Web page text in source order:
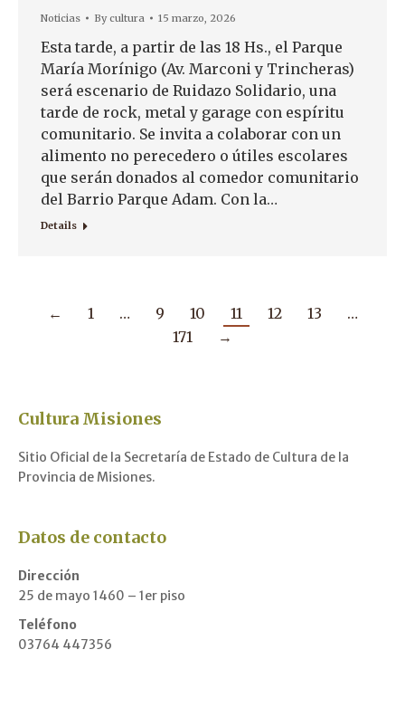
Noticias Bycultura 15 marzo, 2026
Esta tarde, a partir de las 18 Hs., el Parque
María Morínigo (Av. Marconi y Trincheras)
será escenario de Ruidazo Solidario, una
tarde de rock, metal y garage con espíritu
comunitario. Se invita a colaborar con un
alimento no perecedero o útiles escolares
que serán donados al comedor comunitario
del Barrio Parque Adam. Con la…
Details
← 1 … 9 10 11 12 13
…
171
→
Cultura Misiones
Sitio Oficial de la Secretaría de Estado de Cultura de la
Provincia de Misiones.
Datos de contacto
Dirección
25 de mayo 1460 – 1er piso
Teléfono
03764 447356